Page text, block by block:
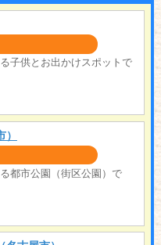
子供とお出かけスポットで
都市公園（街区公園）で